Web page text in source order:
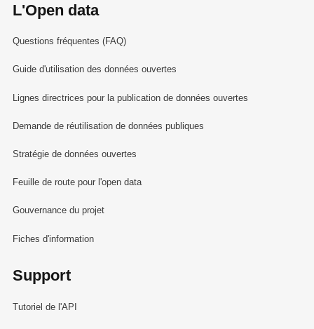
L'Open data
Questions fréquentes (FAQ)
Guide d'utilisation des données ouvertes
Lignes directrices pour la publication de données ouvertes
Demande de réutilisation de données publiques
Stratégie de données ouvertes
Feuille de route pour l'open data
Gouvernance du projet
Fiches d'information
Support
Tutoriel de l'API